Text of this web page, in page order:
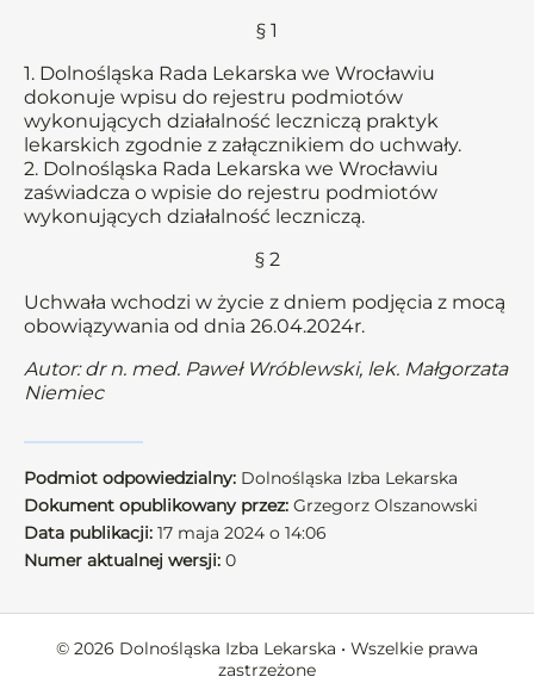
§ 1
1. Dolnośląska Rada Lekarska we Wrocławiu
dokonuje wpisu do rejestru podmiotów
wykonujących działalność leczniczą praktyk
lekarskich zgodnie z załącznikiem do uchwały.
2. Dolnośląska Rada Lekarska we Wrocławiu
zaświadcza o wpisie do rejestru podmiotów
wykonujących działalność leczniczą.
§ 2
Uchwała wchodzi w życie z dniem podjęcia z mocą
obowiązywania od dnia 26.04.2024r.
Autor: dr n. med. Paweł Wróblewski, lek. Małgorzata
Niemiec
Podmiot odpowiedzialny: Dolnośląska Izba Lekarska
Dokument opublikowany przez: Grzegorz Olszanowski
Data publikacji: 17 maja 2024 o 14:06
Numer aktualnej wersji: 0
© 2026 Dolnośląska Izba Lekarska • Wszelkie prawa
zastrzeżone